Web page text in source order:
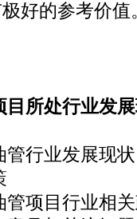
好的参考价值
目所处行业发
行业发展现状
项目行业相关